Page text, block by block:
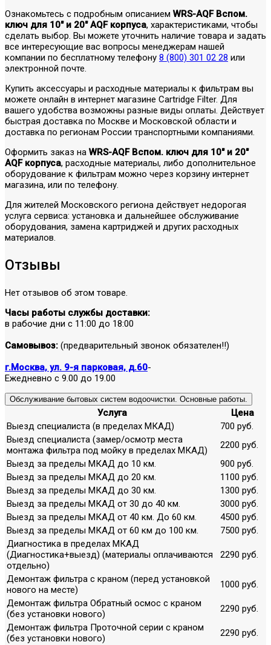
Ознакомьтесь с подробным описанием WRS-AQF Вспом.
ключ для 10" и 20" AQF корпуса, характеристиками, чтобы
сделать выбор. Вы можете уточнить наличие товара и задать
все интересующие вас вопросы менеджерам нашей
компании по бесплатному телефону 8 (800) 301 02 28 или
электронной почте.
Купить аксессуары и расходные материалы к фильтрам вы
можете онлайн в интернет магазине Cartridge Filter. Для
вашего удобства возможны разные виды оплаты. Действует
быстрая доставка по Москве и Московской области и
доставка по регионам России транспортными компаниями.
Оформить заказ на WRS-AQF Вспом. ключ для 10" и 20"
AQF корпуса, расходные материалы, либо дополнительное
оборудование к фильтрам можно через корзину интернет
магазина, или по телефону.
Для жителей Московского региона действует недорогая
услуга сервиса: установка и дальнейшее обслуживание
оборудования, замена картриджей и других расходных
материалов.
Отзывы
Нет отзывов об этом товаре.
Часы работы службы доставки:
в рабочие дни с 11:00 до 18:00
Самовывоз: (предварительный звонок обязателен!!)
г.Москва, ул. 9-я парковая, д.60-
Ежедневно с 9.00 до 19.00
Обслуживание бытовых систем водоочистки. Основные работы.
Услуга
Цена
Выезд специалиста (в пределах МКАД)
700 руб.
Выезд специалиста (замер/осмотр места
монтажа фильтра под мойку в пределах МКАД)
2200 руб.
Выезд за пределы МКАД до 10 км.
900 руб.
Выезд за пределы МКАД до 20 км.
1100 руб.
Выезд за пределы МКАД до 30 км.
1300 руб.
Выезд за пределы МКАД от 30 до 40 км.
3000 руб.
Выезд за пределы МКАД от 40 км. До 60 км.
4500 руб.
Выезд за пределы МКАД от 60 км до 100 км.
7500 руб.
Диагностика в пределах МКАД
(Диагностика+выезд) (материалы оплачиваются
отдельно)
2290 руб.
Демонтаж фильтра с краном (перед установкой
нового на месте)
1000 руб.
Демонтаж фильтра Обратный осмос с краном
(без установки нового)
2290 руб.
Демонтаж фильтра Проточной серии с краном
(без установки нового)
2290 руб.